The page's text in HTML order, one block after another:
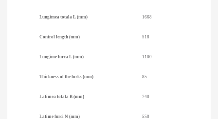
Lungimea totala L (mm) 1668
Control length (mm) 518
Lungime furca L (mm) 1100
Thickness of the forks (mm) 85
Latimea totala B (mm) 740
Latime furci N (mm) 550